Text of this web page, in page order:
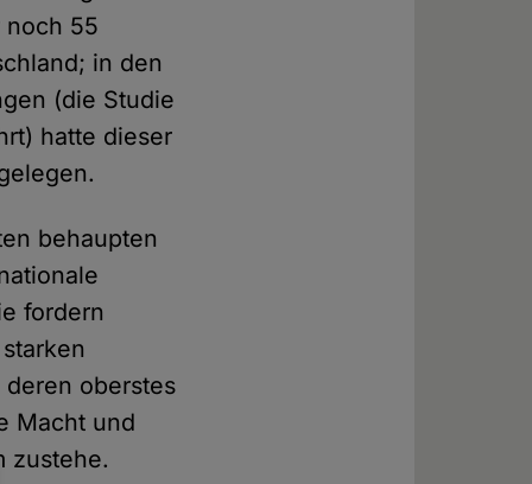
55
in den
(die Studie
hatte dieser
behaupten
fordern
oberstes
Macht und
zustehe.